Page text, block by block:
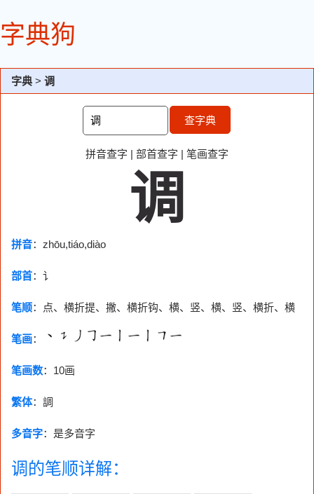
字典狗
字典 > 调
查字典
拼音查字 | 部首查字 | 笔画查字
调
拼音：zhōu,tiáo,diào
部首： 讠
笔顺：点、横折提、撇、横折钩、横、竖、横、竖、横折、横
笔画：
笔画数： 10画
繁体：調
多音字：是多音字
调的笔顺详解：